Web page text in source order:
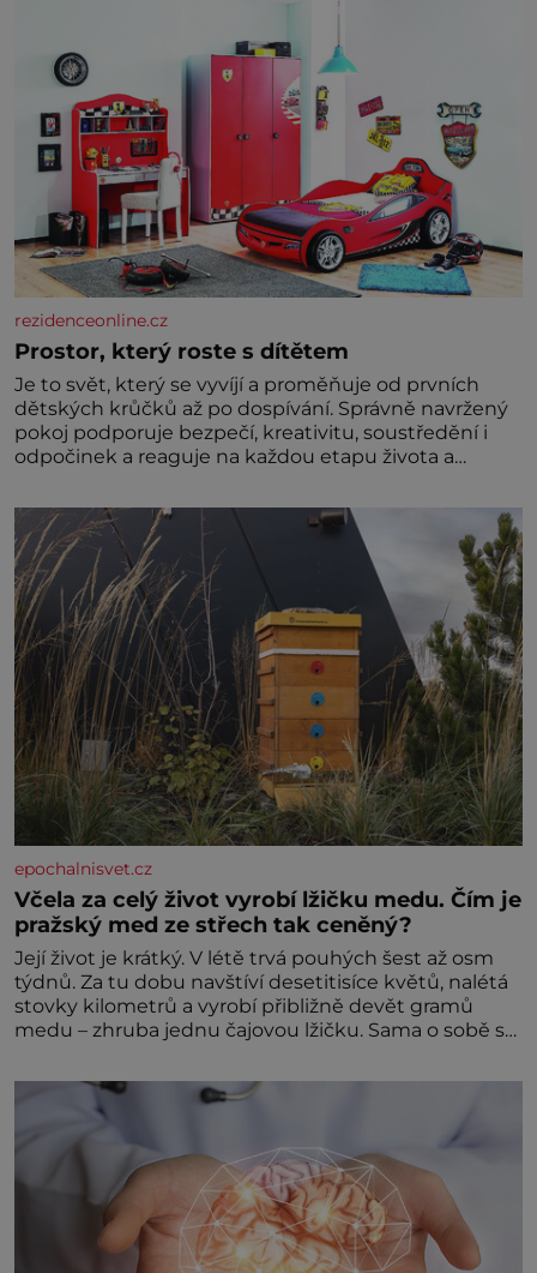
rezidenceonline.cz
Prostor, který roste s dítětem
Je to svět, který se vyvíjí a proměňuje od prvních
dětských krůčků až po dospívání. Správně navržený
pokoj podporuje bezpečí, kreativitu, soustředění i
odpočinek a reaguje na každou etapu života a
jednoduchost, měkkost a bezpečí, proto by pokoj
miminka měl působit především klidně a útulně.
Předškolní věk je
epochalnisvet.cz
Včela za celý život vyrobí lžičku medu. Čím je
pražský med ze střech tak ceněný?
Její život je krátký. V létě trvá pouhých šest až osm
týdnů. Za tu dobu navštíví desetitisíce květů, nalétá
stovky kilometrů a vyrobí přibližně devět gramů
medu – zhruba jednu čajovou lžičku. Sama o sobě se
dalšími desítkami tisíc příslušnic svého včelstva,
vznikne jeden z nejdokonalejších organismů